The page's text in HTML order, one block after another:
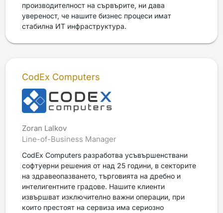
производителност на сървърите, ни дава
увереност, че нашите бизнес процеси имат
стабилна ИТ инфраструктура.
CodEx Computers
Zoran Lalkov
Line-of-Business Manager
CodEx Computers разработва усъвършенствани
софтуерни решения от над 25 години, в секторите
на здравеопазването, търговията на дребно и
интелигентните градове. Нашите клиенти
извършват изключително важни операции, при
които престоят на сервиза има сериозно